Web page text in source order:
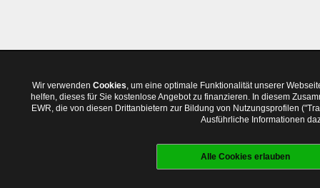
Wir verwenden Cookies, um eine optimale Funktionalität unserer
helfen, dieses für Sie kostenlose Angebot zu finanzieren. In diesem
EWR, die von diesen Drittanbietern zur Bildung von Nutzungsprofilen
Ausführliche Informationen
Alle Cookies erlauben